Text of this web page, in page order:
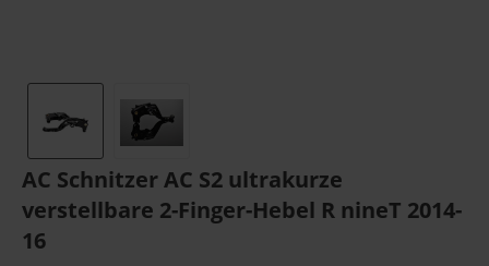
AC Schnitzer AC S2 ultrakurze
verstellbare 2-Finger-Hebel R nineT 2014-
16